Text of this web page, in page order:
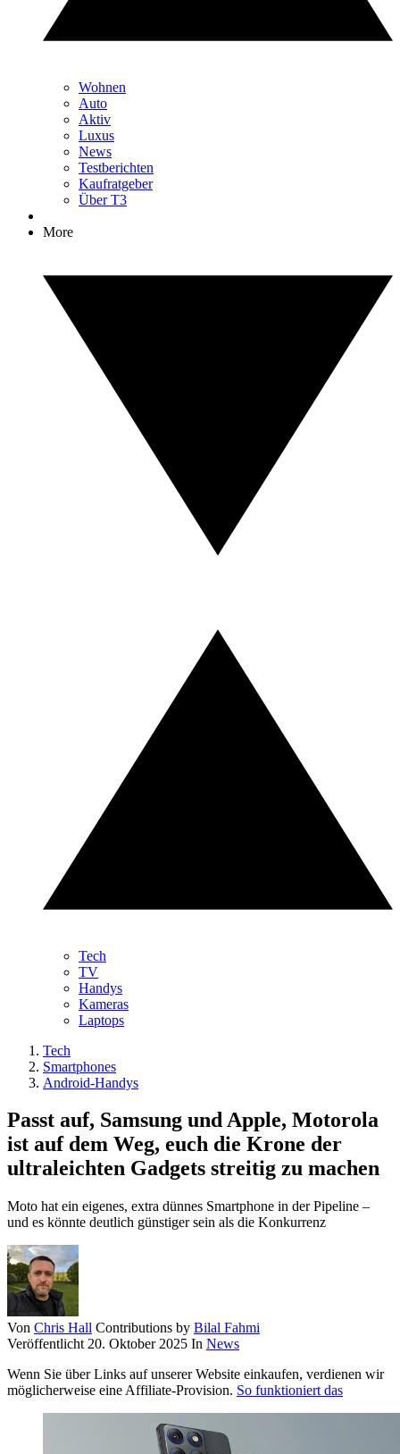
Wohnen
Auto
Aktiv
Luxus
News
Testberichten
Kaufratgeber
Über T3
More
Tech
TV
Handys
Kameras
Laptops
Tech
Smartphones
Android-Handys
Passt auf, Samsung und Apple, Motorola
ist auf dem Weg, euch die Krone der
ultraleichten Gadgets streitig zu machen
Moto hat ein eigenes, extra dünnes Smartphone in der Pipeline –
und es könnte deutlich günstiger sein als die Konkurrenz
Von Chris Hall Contributions by Bilal Fahmi
Veröffentlicht 20. Oktober 2025 In News
Wenn Sie über Links auf unserer Website einkaufen, verdienen wir
möglicherweise eine Affiliate-Provision. So funktioniert das